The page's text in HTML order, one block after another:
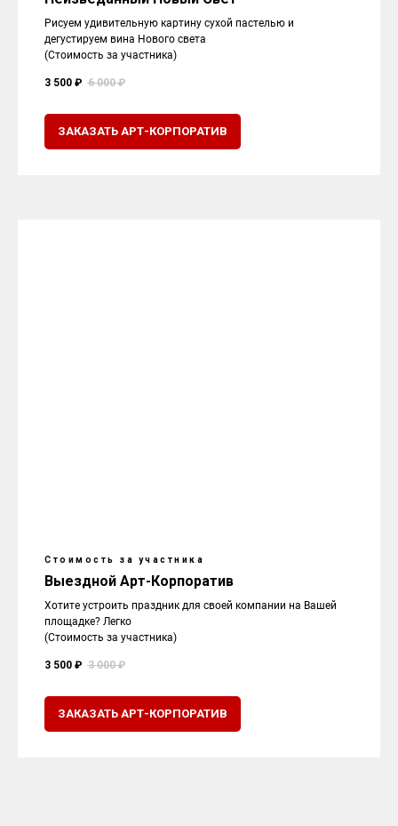
Рисуем удивительную картину сухой пастелью и
дегустируем вина Нового света
(Стоимость за участника)
3 500 ₽ 6 000 ₽
ЗАКАЗАТЬ АРТ-КОРПОРАТИВ
Стоимость за участника
Выездной Арт-Корпоратив
Хотите устроить праздник для своей компании на Вашей
площадке? Легко
(Стоимость за участника)
3 500 ₽ 3 000 ₽
ЗАКАЗАТЬ АРТ-КОРПОРАТИВ